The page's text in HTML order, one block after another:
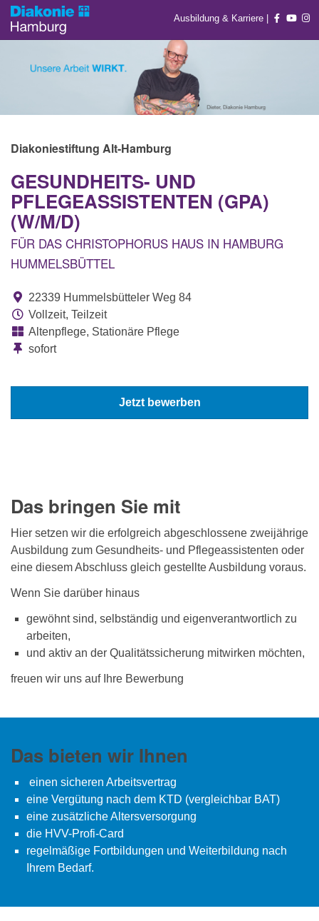
Ausbildung & Karriere |
Diakoniestiftung Alt-Hamburg
GESUNDHEITS- UND
PFLEGEASSISTENTEN (GPA)
(W/M/D)
FÜR DAS CHRISTOPHORUS HAUS IN HAMBURG
HUMMELSBÜTTEL
22339 Hummelsbütteler Weg 84
Vollzeit, Teilzeit
Altenpflege, Stationäre Pflege
sofort
Jetzt bewerben
Das bringen Sie mit
Hier setzen wir die erfolgreich abgeschlossene zweijährige
Ausbildung zum Gesundheits- und Pflegeassistenten oder
eine diesem Abschluss gleich gestellte Ausbildung voraus.
Wenn Sie darüber hinaus
gewöhnt sind, selbständig und eigenverantwortlich zu
arbeiten,
und aktiv an der Qualitätssicherung mitwirken möchten,
freuen wir uns auf Ihre Bewerbung
Das bieten wir Ihnen
einen sicheren Arbeitsvertrag
eine Vergütung nach dem KTD (vergleichbar BAT)
eine zusätzliche Altersver­sorgung
die HVV-Profi-Card
regelmäßige Fortbildungen und Weiterbildung nach
Ihrem Bedarf.